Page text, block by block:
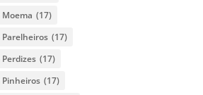
(17)
(17)
(17)
Pinheiros (17)